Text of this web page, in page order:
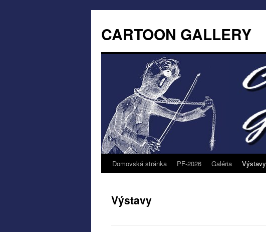
CARTOON GALLERY
Domovská stránka PF-2026 Galéria Výstavy
Výstavy